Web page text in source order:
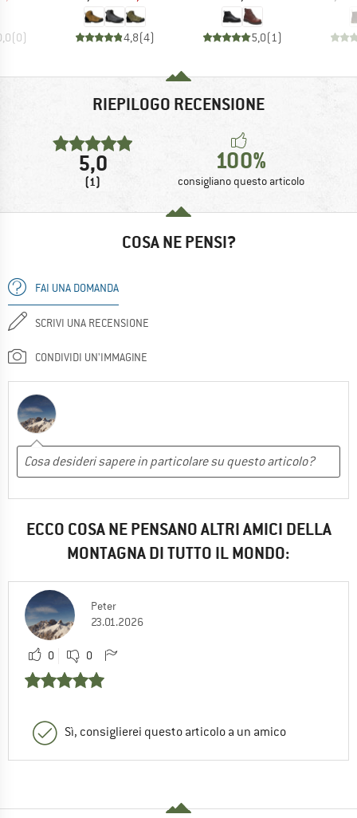
(0) 4,8(4) 5,0(1 )
RIEPILOGO RECENSIONE
5,0
(1)
100%
consigliano questo articolo
COSA NE PENSI?
FAI UNA DOMANDA
SCRIVI UNA RECENSIONE
CONDIVIDI UN'IMMAGINE
ECCO COSA NE PENSANO ALTRI AMICI DELLA
MONTAGNA DI TUTTO IL MONDO:
Peter
23.01.2026
0 0
Sì, consiglierei questo articolo a un amico